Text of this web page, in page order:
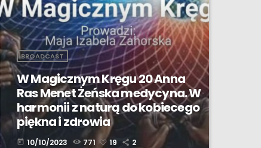
BROADCAST
W Magicznym Kręgu 20 Anna
Ras Menet Żeńska medycyna. W
harmonii z naturą do kobiecego
piękna i zdrowia
today 10/10/2023 771 19 2